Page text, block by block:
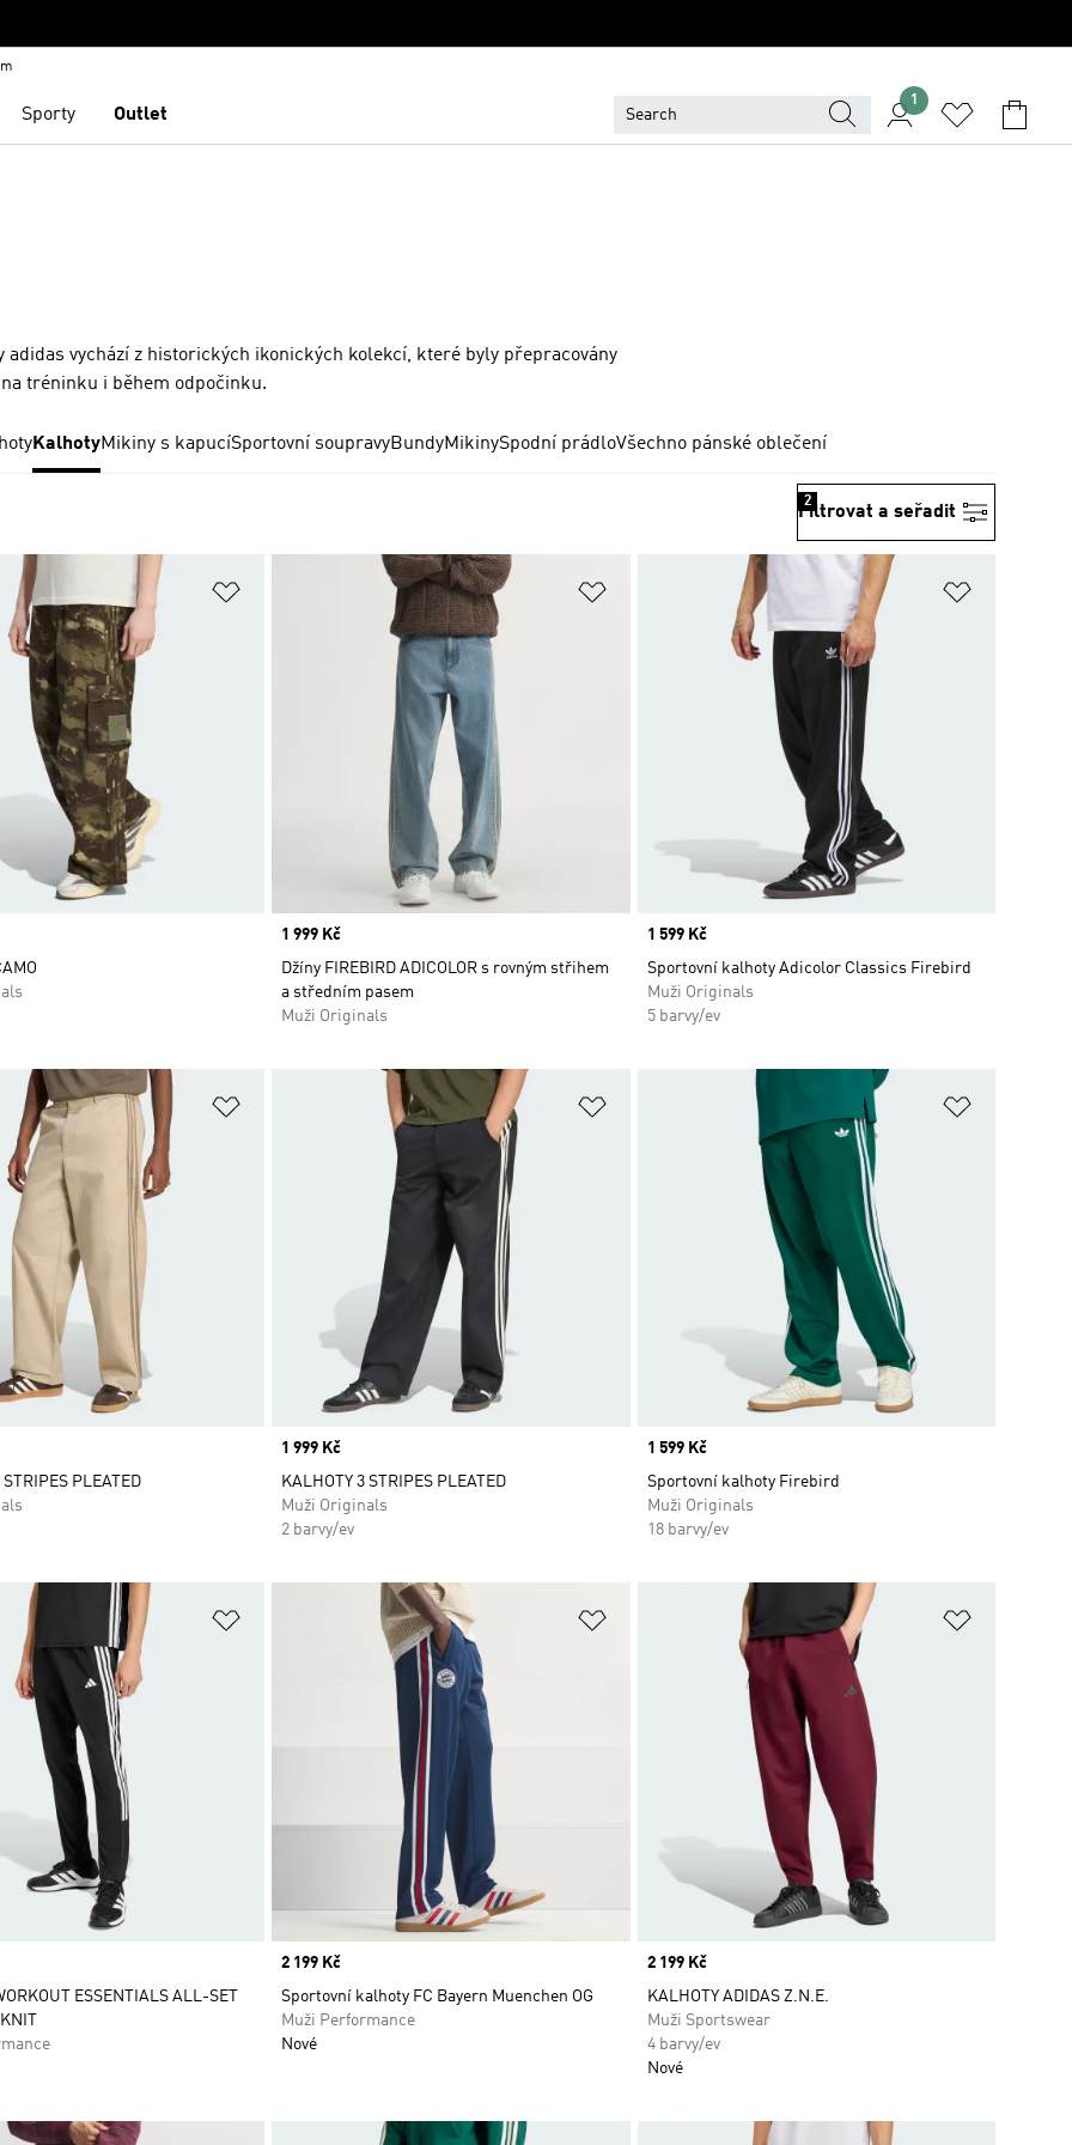
Sporty Outlet
1
vychází z historických ikonických kolekcí, které byly přepracovány
tréninku i během odpočinku.
KalhotyMikiny s kapucíSportovní soupravyBundyMikinySpodní prádloVšechno pánské oblečení
Filtrovat a seřadit
2
přání Přidat do seznamu přání Přidat do seznamu přání
Price
1 999 Kč
Džíny FIREBIRD ADICOLOR s rovným střihem
a středním pasem
Muži Originals
Price
1 599 Kč
Sportovní kalhoty Adicolor Classics Firebird
Muži Originals
5 barvy/ev
přání Přidat do seznamu přání
STRIPES PLEATED
Přidat do seznamu přání
Price
1 999 Kč
KALHOTY 3 STRIPES PLEATED
Muži Originals
2 barvy/ev
Price
1 599 Kč
Sportovní kalhoty Firebird
Muži Originals
18 barvy/ev
přání Přidat do seznamu přání
ESSENTIALS ALL-SET
Přidat do seznamu přání
Price
2 199 Kč
Sportovní kalhoty FC Bayern Muenchen OG
Muži Performance
Nové
Price
2 199 Kč
KALHOTY ADIDAS Z.N.E.
Muži Sportswear
4 barvy/ev
Nové